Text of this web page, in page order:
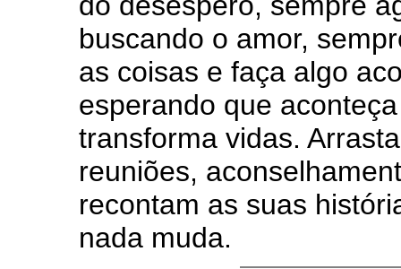
buscando o amor,
as coisas e faça algo
esperando que
transforma vidas.
reuniões,
recontam as suas
nada muda.